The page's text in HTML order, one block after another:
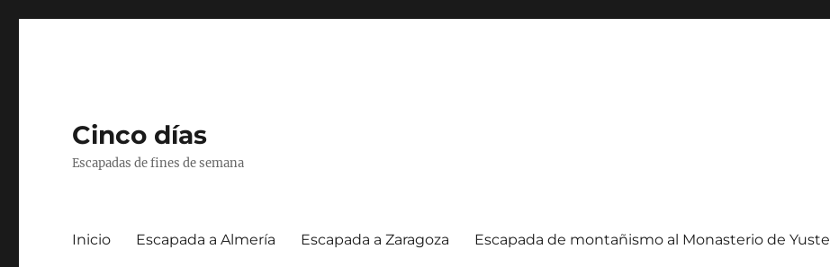
Cinco días
Escapadas de fines de semana
Inicio Escapada a Almería Escapada a Zaragoza Escapada de montañismo al Monasterio de Yuste